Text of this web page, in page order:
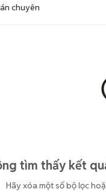
chuyên
tìm thấy kết
Hãy xóa một số bộ lọc